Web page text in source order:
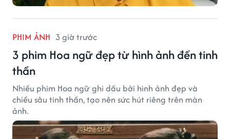
PHIM ẢNH 3 giờ trước
3 phim Hoa ngữ đẹp từ hình ảnh đến tinh
thần
Nhiều phim Hoa ngữ ghi dấu bởi hình ảnh đẹp và
chiều sâu tinh thần, tạo nên sức hút riêng trên màn
ảnh.